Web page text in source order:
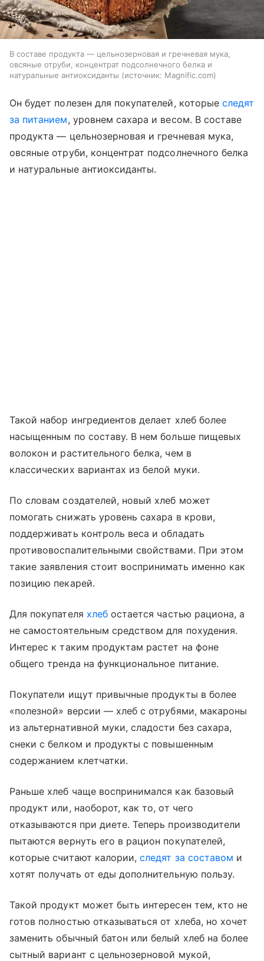
В составе продукта — цельнозерновая и гречневая мука,
овсяные отруби, концентрат подсолнечного белка и
натуральные антиоксиданты
источник: Magnific.com
Он будет полезен для покупателей, которыеследят
за питанием, уровнем сахара и весом. В составе
продукта — цельнозерновая и гречневая мука,
овсяные отруби, концентрат подсолнечного белка
и натуральные антиоксиданты.
Такой набор ингредиентов делает хлеб более
насыщенным по составу. В нем больше пищевых
волокон и растительного белка, чем в
классических вариантах из белой муки.
По словам создателей, новый хлеб может
помогать снижать уровень сахара в крови,
поддерживать контроль веса и обладать
противовоспалительными свойствами. При этом
такие заявления стоит воспринимать именно как
позицию пекарей.
Для покупателя хлебостается частью рациона, а
не самостоятельным средством для похудения.
Интерес к таким продуктам растет на фоне
общего тренда на функциональное питание.
Покупатели ищут привычные продукты в более
«полезной» версии — хлеб с отрубями, макароны
из альтернативной муки, сладости без сахара,
снеки с белком и продукты с повышенным
содержанием клетчатки.
Раньше хлеб чаще воспринимался как базовый
продукт или, наоборот, как то, от чего
отказываются при диете. Теперь производители
пытаются вернуть его в рацион покупателей,
которые считают калории,следят за составом и
хотят получать от еды дополнительную пользу.
Такой продукт может быть интересен тем, кто не
готов полностью отказываться от хлеба, но хочет
заменить обычный батон или белый хлеб на более
сытный вариант с цельнозерновой мукой,